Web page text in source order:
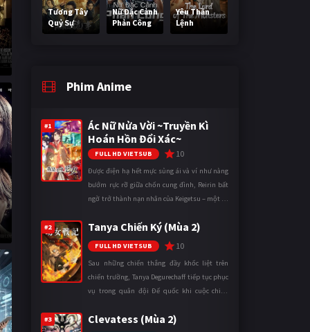
Tương Tây
Quỷ Sự
Nữ Đặc Cảnh
Phản Công
Yêu Thần
Lệnh
Phim Anime
#1
Ác Nữ Nửa Vời ~Truyền Kì
Hoán Hồn Đổi Xác~
FULL HD VIETSUB 10
Được điện hạ hết mực sủng ái và ví như nàng
bướm rực rỡ giữa chốn cung đình, Reirin bất
ngờ trở thành nạn nhân của Keigetsu – một kẻ
thuật để hoán đổi th ...
#2 Tanya Chiến Ký (Mùa 2)
FULL HD VIETSUB 10
Sau những chiến thắng đầy khốc liệt trên
chiến trường, Tanya Degurechaff tiếp tục phục
vụ trong quân đội Đế quốc khi cuộc chiến
mặt trận. Dù sở hữu tài năn ...
#3 Clevatess (Mùa 2)